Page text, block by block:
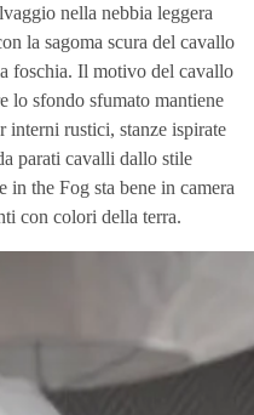
nella nebbia leggera
la sagoma scura del cavallo
foschia. Il motivo del cavallo
lo sfondo sfumato mantiene
interni rustici, stanze ispirate
parati cavalli dallo stile
the Fog sta bene in camera
con colori della terra.